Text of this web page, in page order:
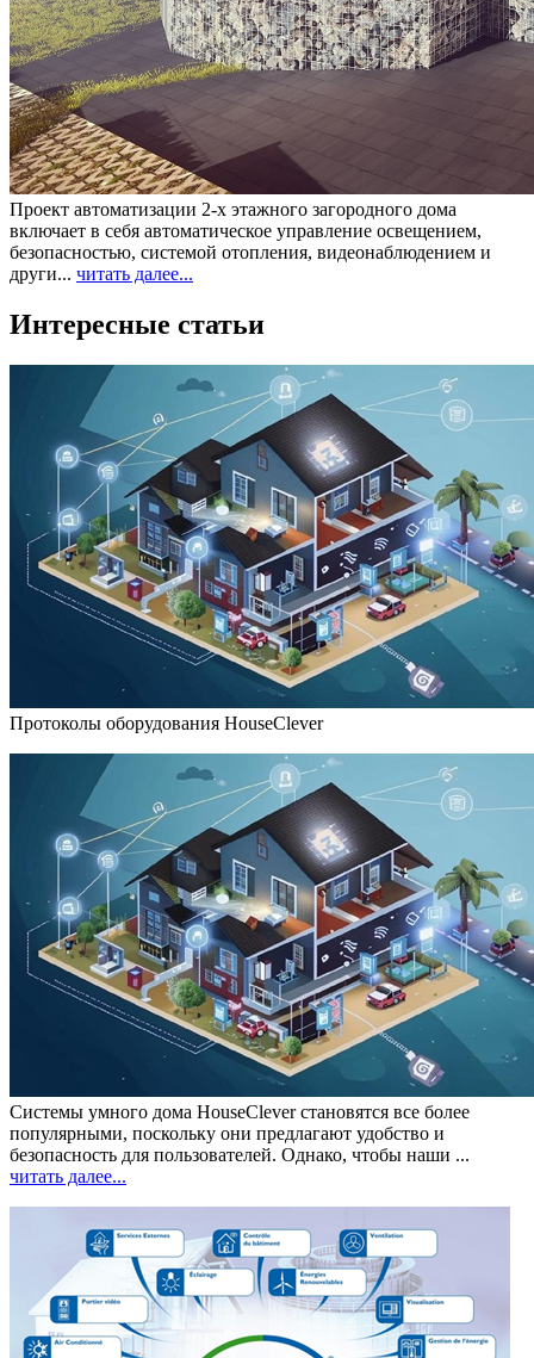
Проект автоматизации 2-х этажного загородного дома
включает в себя автоматическое управление освещением,
безопасностью, системой отопления, видеонаблюдением и
други... читать далее...
Интересные статьи
Протоколы оборудования HouseClever
Системы умного дома HouseCleverстановятся все более
популярными, поскольку они предлагают удобство и
безопасность для пользователей. Однако, чтобы наши ...
читать далее...